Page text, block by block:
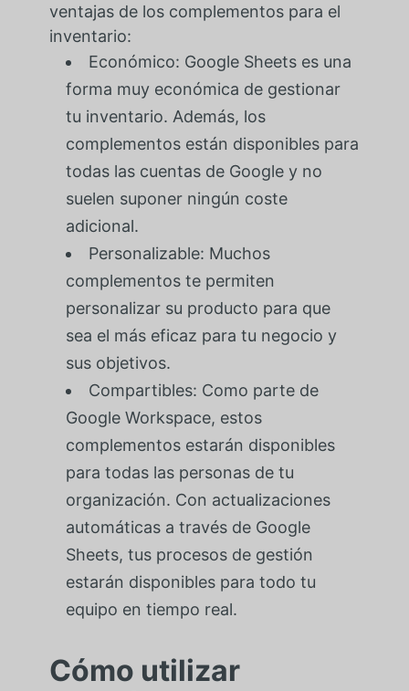
ventajas de los complementos para el
inventario:
Económico: Google Sheets es una
forma muy económica de gestionar
tu inventario. Además, los
complementos están disponibles para
todas las cuentas de Google y no
suelen suponer ningún coste
adicional.
Personalizable: Muchos
complementos te permiten
personalizar su producto para que
sea el más eficaz para tu negocio y
sus objetivos.
Compartibles: Como parte de
Google Workspace, estos
complementos estarán disponibles
para todas las personas de tu
organización. Con actualizaciones
automáticas a través de Google
Sheets, tus procesos de gestión
estarán disponibles para todo tu
equipo en tiempo real.
Cómo utilizar